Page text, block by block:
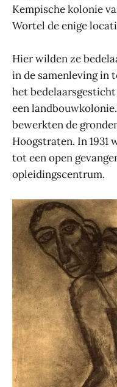
Kempische kolonie
Wortel de enige
Hier wilden ze
in de samenleving in
het
een
bewerkten de
Hoogstraten. In 1931
tot een open
opleidingscentrum.